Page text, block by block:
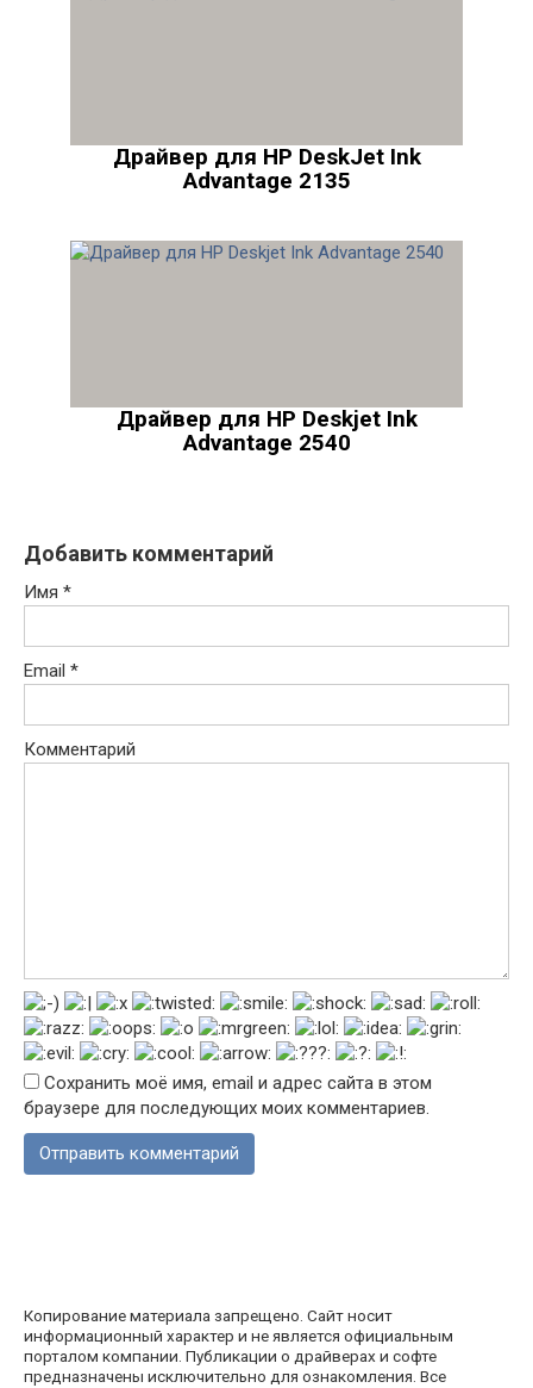
Драйвер для HP DeskJet Ink
Advantage 2135
Драйвер для HP Deskjet Ink
Advantage 2540
Добавить комментарий
Имя *
Email *
Комментарий
Сохранить моё имя, email и адрес сайта в этом
браузере для последующих моих комментариев.
Копирование материала запрещено. Сайт носит
информационный характер и не является официальным
порталом компании. Публикации о драйверах и софте
предназначены исключительно для ознакомления. Все